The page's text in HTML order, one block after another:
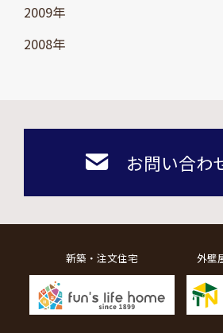
2009年
2008年
お問い合わ
新築・注文住宅 外壁